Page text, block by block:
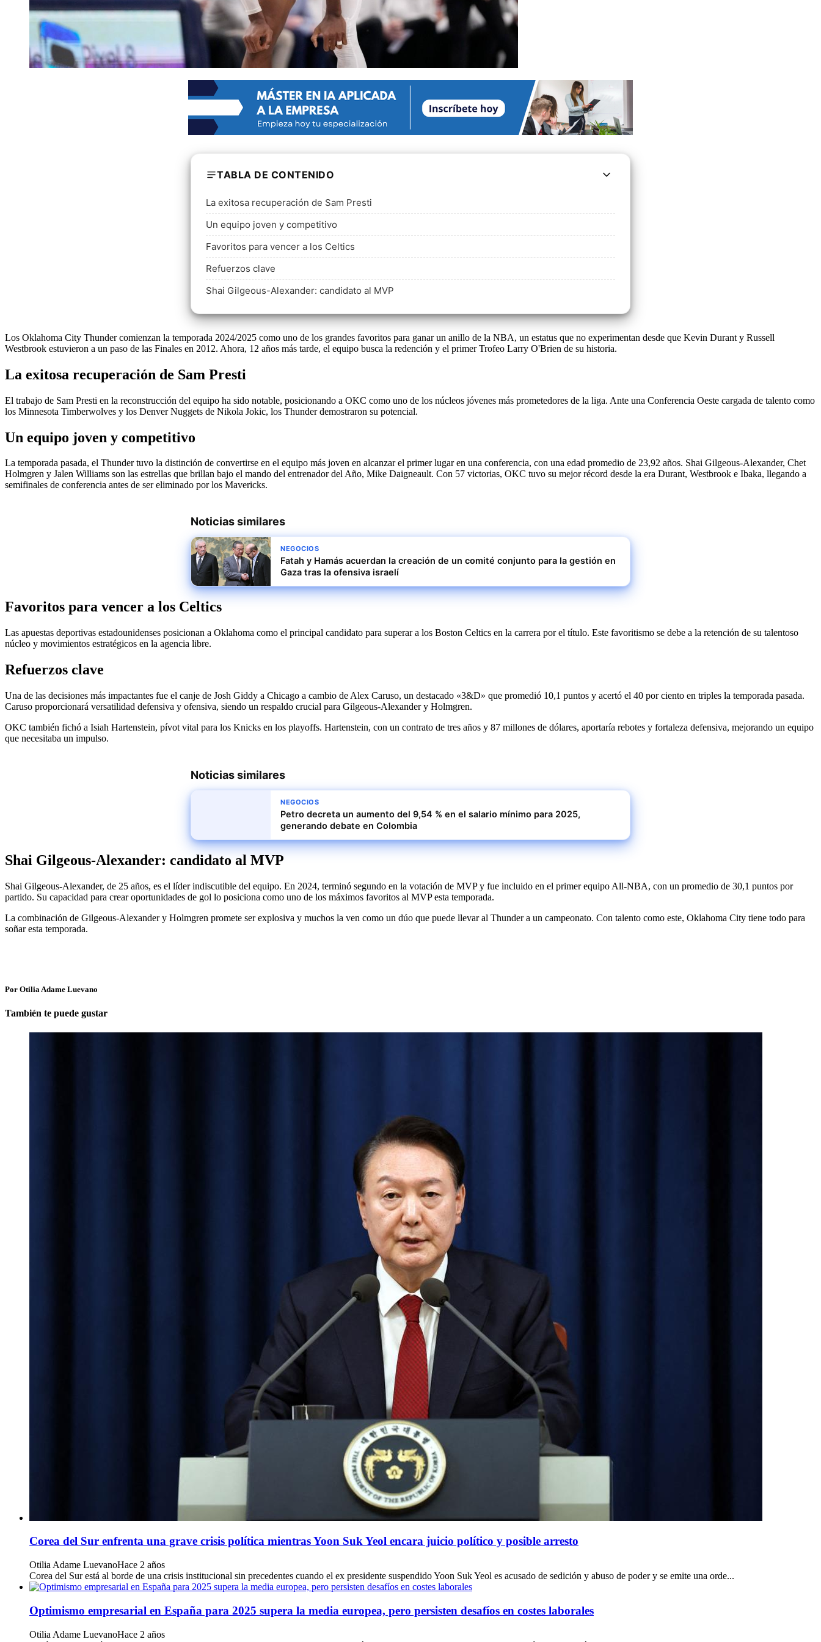
TABLA DE CONTENIDO
La exitosa recuperación de Sam Presti
Un equipo joven y competitivo
Favoritos para vencer a los Celtics
Refuerzos clave
Shai Gilgeous-Alexander: candidato al MVP
Los Oklahoma City Thunder comienzan la temporada 2024/2025 como uno de los grandes favoritos para ganar un anillo de la NBA, un estatus que no experimentan desde que Kevin Durant y Russell
Westbrook estuvieron a un paso de las Finales en 2012. Ahora, 12 años más tarde, el equipo busca la redención y el primer Trofeo Larry O'Brien de su historia.
La exitosa recuperación de Sam Presti
El trabajo de Sam Presti en la reconstrucción del equipo ha sido notable, posicionando a OKC como uno de los núcleos jóvenes más prometedores de la liga. Ante una Conferencia Oeste cargada de talento como
los Minnesota Timberwolves y los Denver Nuggets de Nikola Jokic, los Thunder demostraron su potencial.
Un equipo joven y competitivo
La temporada pasada, el Thunder tuvo la distinción de convertirse en el equipo más joven en alcanzar el primer lugar en una conferencia, con una edad promedio de 23,92 años. Shai Gilgeous-Alexander, Chet
Holmgren y Jalen Williams son las estrellas que brillan bajo el mando del entrenador del Año, Mike Daigneault. Con 57 victorias, OKC tuvo su mejor récord desde la era Durant, Westbrook e Ibaka, llegando a
semifinales de conferencia antes de ser eliminado por los Mavericks.
Noticias similares
NEGOCIOS
Fatah y Hamás acuerdan la creación de un comité conjunto para la gestión en
Gaza tras la ofensiva israelí
Favoritos para vencer a los Celtics
Las apuestas deportivas estadounidenses posicionan a Oklahoma como el principal candidato para superar a los Boston Celtics en la carrera por el título. Este favoritismo se debe a la retención de su talentoso
núcleo y movimientos estratégicos en la agencia libre.
Refuerzos clave
Una de las decisiones más impactantes fue el canje de Josh Giddy a Chicago a cambio de Alex Caruso, un destacado «3&D» que promedió 10,1 puntos y acertó el 40 por ciento en triples la temporada pasada.
Caruso proporcionará versatilidad defensiva y ofensiva, siendo un respaldo crucial para Gilgeous-Alexander y Holmgren.
OKC también fichó a Isiah Hartenstein, pívot vital para los Knicks en los playoffs. Hartenstein, con un contrato de tres años y 87 millones de dólares, aportaría rebotes y fortaleza defensiva, mejorando un equipo
que necesitaba un impulso.
Noticias similares
NEGOCIOS
Petro decreta un aumento del 9,54 % en el salario mínimo para 2025,
generando debate en Colombia
Shai Gilgeous-Alexander: candidato al MVP
Shai Gilgeous-Alexander, de 25 años, es el líder indiscutible del equipo. En 2024, terminó segundo en la votación de MVP y fue incluido en el primer equipo All-NBA, con un promedio de 30,1 puntos por
partido. Su capacidad para crear oportunidades de gol lo posiciona como uno de los máximos favoritos al MVP esta temporada.
La combinación de Gilgeous-Alexander y Holmgren promete ser explosiva y muchos la ven como un dúo que puede llevar al Thunder a un campeonato. Con talento como este, Oklahoma City tiene todo para
soñar esta temporada.
Por Otilia Adame Luevano
También te puede gustar
Corea del Sur enfrenta una grave crisis política mientras Yoon Suk Yeol encara juicio político y posible arresto
Otilia Adame LuevanoHace 2 años
Corea del Sur está al borde de una crisis institucional sin precedentes cuando el ex presidente suspendido Yoon Suk Yeol es acusado de sedición y abuso de poder y se emite una orde...
Optimismo empresarial en España para 2025 supera la media europea, pero persisten desafíos en costes laborales
Otilia Adame LuevanoHace 2 años